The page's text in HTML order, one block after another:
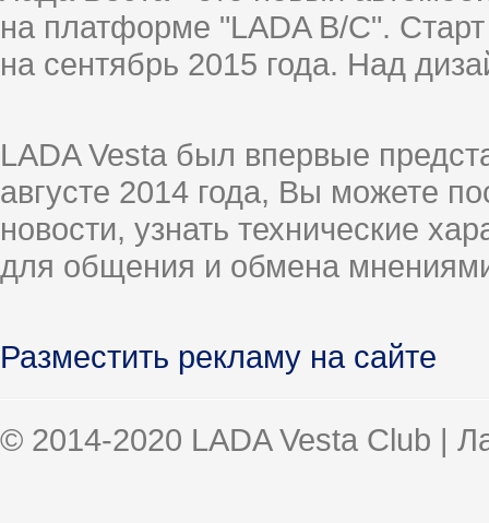
на платформе "LADA B/C".
на сентябрь 2015 года. Над
LADA Vesta был впервые
августе 2014 года, Вы можете
новости, узнать технические
для общения и обмена
Разместить рекламу на сайте
© 2014-2020 LADA Vesta Club |